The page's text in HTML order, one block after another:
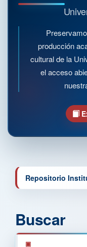
producción
cultural de la
el acceso
Repositorio
Buscar